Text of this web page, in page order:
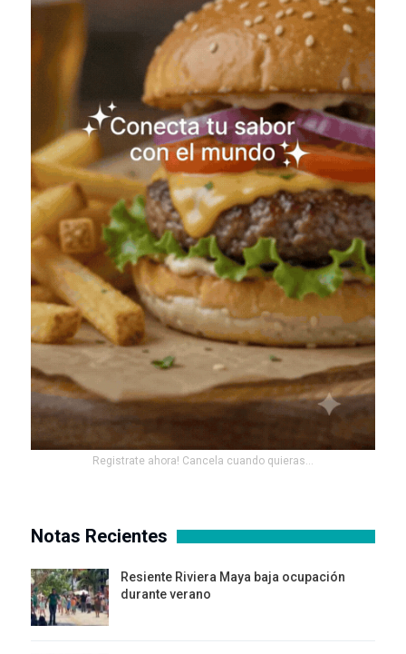
Registrate ahora! Cancela cuando quieras...
Notas Recientes
Resiente Riviera Maya baja ocupación
durante verano